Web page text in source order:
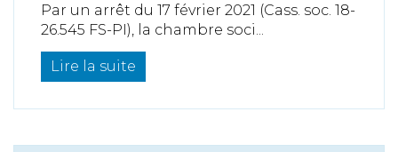
Par un arrêt du 17 février 2021 (Cass. soc. 18-
26.545 FS-PI), la chambre soci...
Lire la suite